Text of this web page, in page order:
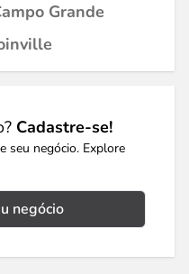
Grande
Cadastre-se!
seu negócio. Explore
negócio